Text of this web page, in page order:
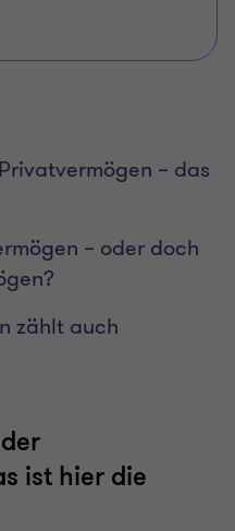
– das
– oder doch
zählt auch
ist hier die